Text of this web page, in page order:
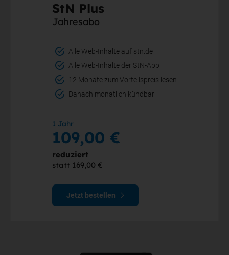
StN Plus
Jahresabo
Alle Web-Inhalte auf stn.de
Alle Web-Inhalte der StN-App
12 Monate zum Vorteilspreis lesen
Danach monatlich kündbar
1 Jahr
109,00 €
reduziert
statt 169,00 €
Jetzt bestellen